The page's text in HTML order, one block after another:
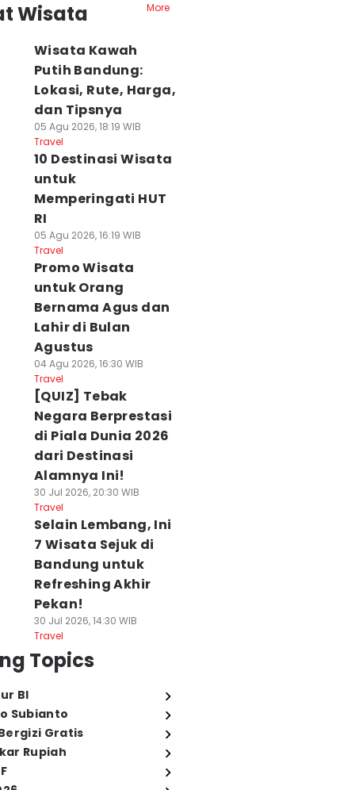
Wisata
More
Wisata Kawah
Putih Bandung:
Lokasi, Rute, Harga,
dan Tipsnya
05 Agu 2026, 18:19 WIB
Travel
10 Destinasi Wisata
untuk
Memperingati HUT
RI
05 Agu 2026, 16:19 WIB
Travel
Promo Wisata
untuk Orang
Bernama Agus dan
Lahir di Bulan
Agustus
04 Agu 2026, 16:30 WIB
Travel
[QUIZ] Tebak
Negara Berprestasi
di Piala Dunia 2026
dari Destinasi
Alamnya Ini!
30 Jul 2026, 20:30 WIB
Travel
Selain Lembang, Ini
7 Wisata Sejuk di
Bandung untuk
Refreshing Akhir
Pekan!
30 Jul 2026, 14:30 WIB
Travel
Topics
BI
Subianto
Gratis
Rupiah